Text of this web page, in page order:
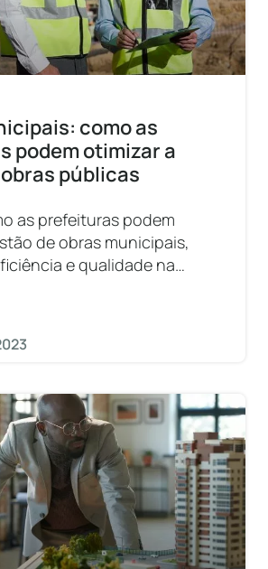
como as
podem otimizar a
públicas
as prefeituras podem
de obras municipais,
e qualidade na